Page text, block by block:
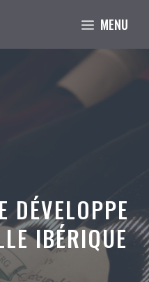
MENU
DÉVELOPPE
IBÉRIQUE